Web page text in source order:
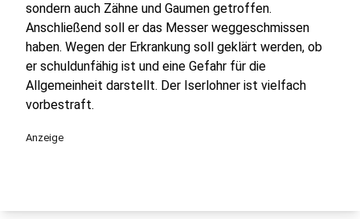
sondern auch Zähne und Gaumen getroffen.
Anschließend soll er das Messer weggeschmissen
haben. Wegen der Erkrankung soll geklärt werden, ob
er schuldunfähig ist und eine Gefahr für die
Allgemeinheit darstellt. Der Iserlohner ist vielfach
vorbestraft.
Anzeige